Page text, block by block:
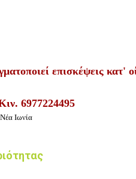
επισκέψεις κατ'
6977224495
Ιωνία